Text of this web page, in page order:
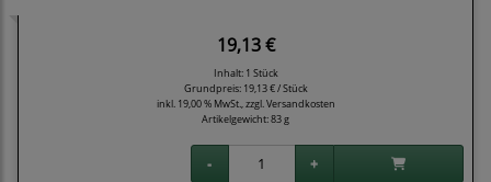
19,13 €
Inhalt: 1 Stück
Grundpreis: 19,13 € / Stück
inkl. 19,00 % MwSt., zzgl.Versandkosten
Artikelgewicht: 83 g